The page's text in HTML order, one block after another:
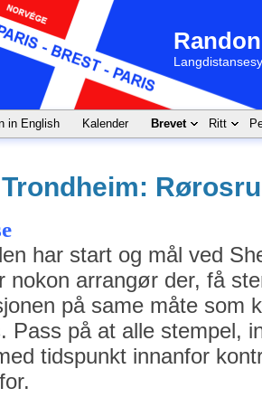
in English Kalender Brevet Ritt
har start og mål ved
nokon arrangør der, få
på same måte som
Pass på at alle stempel,
tidspunkt innanfor